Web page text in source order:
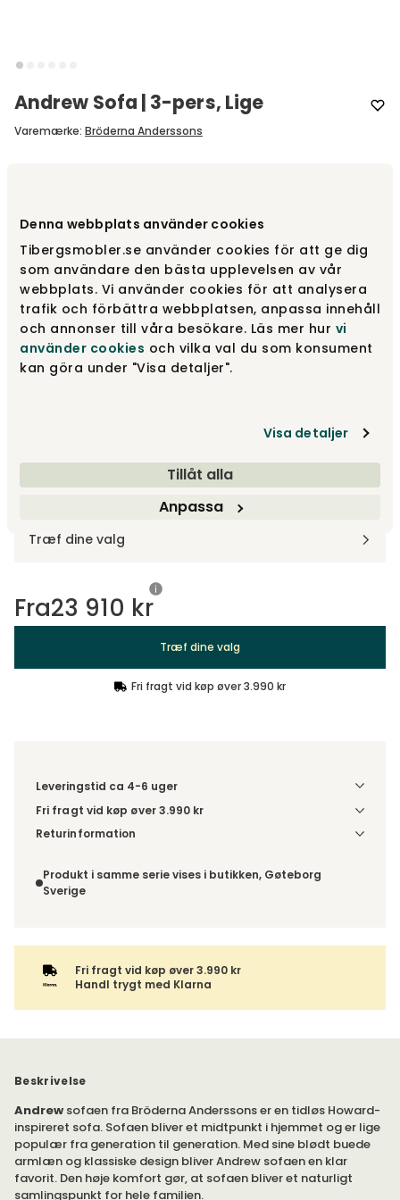
Denna webbplats använder cookies
Tibergsmobler.se använder cookies för att ge dig
som användare den bästa upplevelsen av vår
webbplats. Vi använder cookies för att analysera
trafik och förbättra webbplatsen, anpassa innehåll
och annonser till våra besökare. Läs mer hur vi
använder cookies och vilka val du som konsument
kan göra under "Visa detaljer".
Visa detaljer
Tillåt alla
Anpassa
Andrew Sofa | 3-pers, Lige
Varemærke: Bröderna Anderssons
3-pers sofa
2,5-pers sofa Fra22 290 kr
Træf dine valg
Fra23 910 kr
Træf dine valg
Fri fragt vid køp øver 3.990 kr
Leveringstid ca 4-6 uger
Fri fragt vid køp øver 3.990 kr
Vælg udførelse via “Træf dine valg” for at se
Returinformation
fortrydelsesret.
Produkt i samme serie vises i butikken, Gøteborg
Sverige
Fri fragt vid køp øver 3.990 kr
Handl trygt med Klarna
Beskrivelse
Andrew sofaen fra Bröderna Anderssons er en tidløs Howard-
inspireret sofa. Sofaen bliver et midtpunkt i hjemmet og er lige
populær fra generation til generation. Med sine blødt buede
armlæn og klassiske design bliver Andrew sofaen en klar
favorit. Den høje komfort gør, at sofaen bliver et naturligt
samlingspunkt for hele familien.